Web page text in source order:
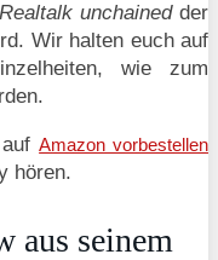
Realtalk unchainedder
Wir halten euch auf
wie zum
aufAmazon vorbestellen
hören.
aus seinem